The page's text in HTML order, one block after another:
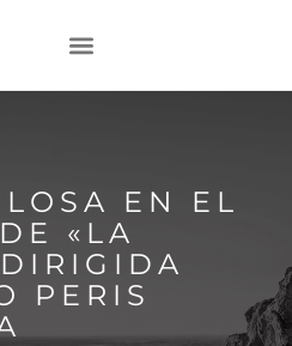
EN EL
«LA
PERIS